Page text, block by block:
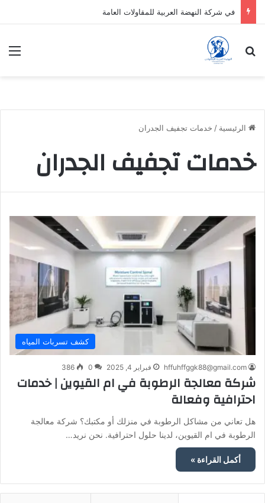
في شركة النهضة العربية للمقاولات العامة
بحث عن
الرئيسية / خدمات تجفيف الجدران
خدمات تجفيف الجدران
كشف تسربات المياه
hffuhffggk88@gmail.com فبراير 4, 2025 0
386
شركة معالجة الرطوبة في ام القيوين | خدمات
احترافية وفعالة
هل تعاني من مشاكل الرطوبة في منزلك أو مكتبك؟ شركة معالجة
الرطوبة في ام القيوين، لدينا حلول احترافية. نحن نريد…
أكمل القراءة »